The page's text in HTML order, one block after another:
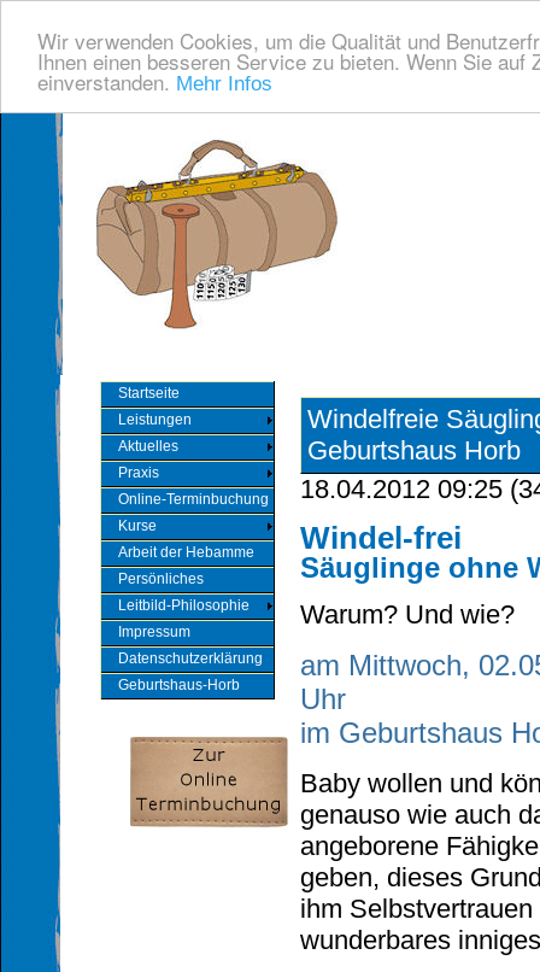
Wir verwenden Cookies, um die Qualität und
Ihnen einen besseren Service zu bieten. Wenn Sie
einverstanden. Mehr Infos
Startseite
Leistungen
Aktuelles
Praxis
Online-Terminbuchung
Kurse
Arbeit der Hebamme
Persönliches
Leitbild-Philosophie
Impressum
Datenschutzerklärung
Geburtshaus-Horb
Windelfreie
Geburtshaus Horb
18.04.2012 09:25 (
Windel-frei
Säuglinge ohne
Warum? Und wie?
am Mittwoch,
Uhr
im Geburtshaus
Baby wollen und
genauso wie auch
angeborene
geben, dieses
ihm
wunderbares